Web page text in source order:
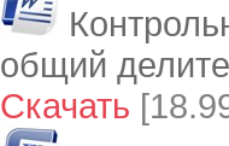
общий
Скачать